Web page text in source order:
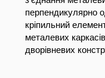
перпендикулярно
кріпильний
металевих
дворівневих